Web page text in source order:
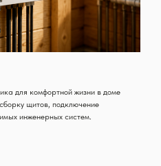
для комфортной жизни в доме
щитов, подключение
инженерных систем.